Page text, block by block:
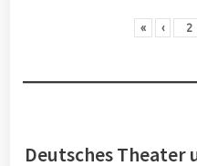
« ‹
Deutsches Theater